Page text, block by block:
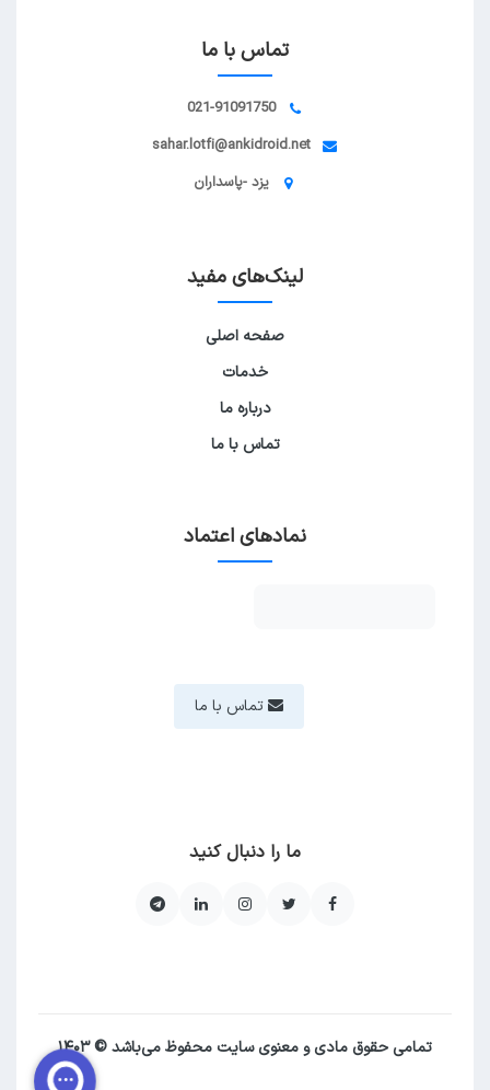
تماس با ما
021-91091750
sahar.lotfi@ankidroid.net
یزد -پاسداران
لینک‌های مفید
صفحه اصلی
خدمات
درباره ما
تماس با ما
نمادهای اعتماد
تماس با ما
ما را دنبال کنید
تمامی حقوق مادی و معنوی سایت محفوظ می‌باشد © ۱۴۰۳